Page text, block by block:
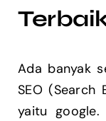
Ada banyak
SEO (Search
yaitu